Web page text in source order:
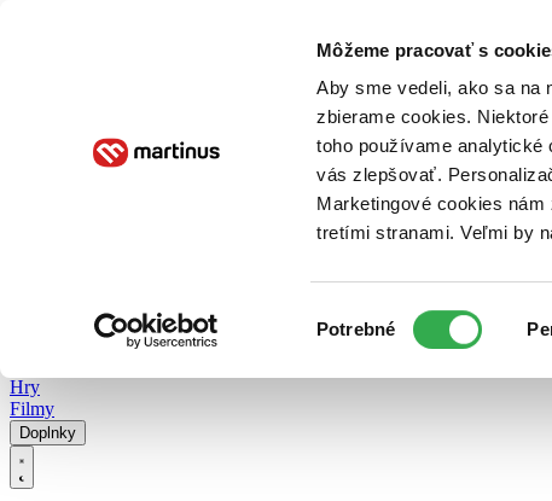
Môžeme pracovať s
Aby sme vedeli, ako sa na
zbierame cookies.
toho používame analytické
vás zlepšovať.
Marketingové cookies
tretími stranami. Veľmi by
súhlasu
Potrebné
Poukážky Kontakt
Hry
Filmy
Doplnky